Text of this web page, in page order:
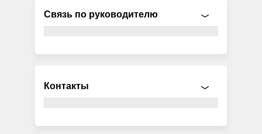
Связь по руководителю
Контакты